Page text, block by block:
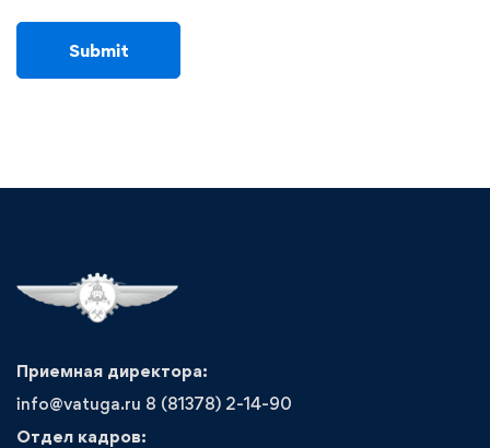
Приемная директора:
info@vatuga.ru 8 (81378) 2-14-90
Отдел кадров: